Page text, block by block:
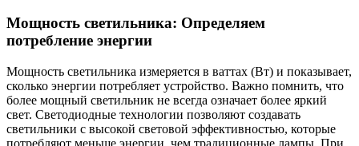
Мощность светильника: Определяем
потребление энергии
Мощность светильника измеряется в ваттах (Вт) и показывает,
сколько энергии потребляет устройство. Важно помнить, что
более мощный светильник не всегда означает более яркий
свет. Светодиодные технологии позволяют создавать
светильники с высокой световой эффективностью, которые
потребляют меньше энергии, чем традиционные лампы. При